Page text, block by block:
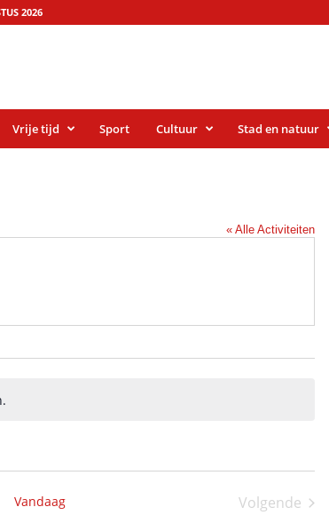
2026
Vrije tijd Sport Cultuur Stad en natuur
« Alle Activiteiten
Vandaag
Volgende